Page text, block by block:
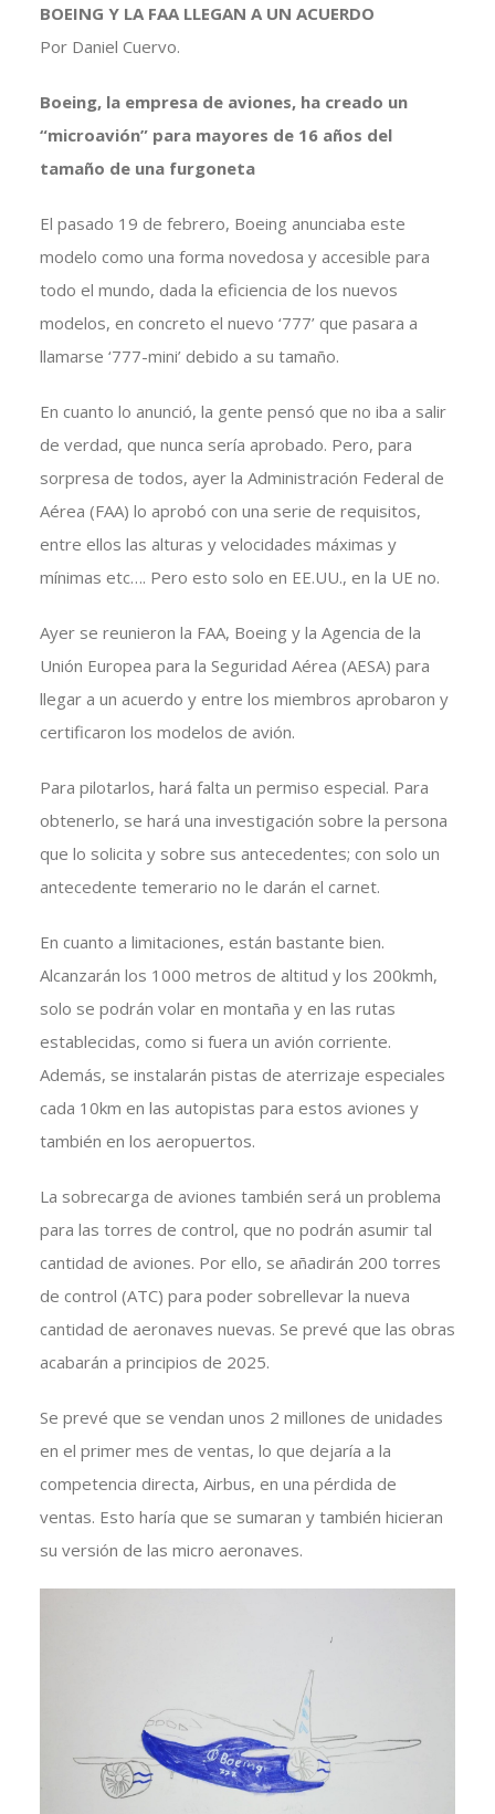
BOEING Y LA FAA LLEGAN A UN ACUERDO
Por Daniel Cuervo.
Boeing, la empresa de aviones, ha creado un
“microavión” para mayores de 16 años del
tamaño de una furgoneta
El pasado 19 de febrero, Boeing anunciaba este
modelo como una forma novedosa y accesible para
todo el mundo, dada la eficiencia de los nuevos
modelos, en concreto el nuevo ‘777’ que pasara a
llamarse ‘777-mini’ debido a su tamaño.
En cuanto lo anunció, la gente pensó que no iba a salir
de verdad, que nunca sería aprobado. Pero, para
sorpresa de todos, ayer la Administración Federal de
Aérea (FAA) lo aprobó con una serie de requisitos,
entre ellos las alturas y velocidades máximas y
mínimas etc…. Pero esto solo en EE.UU., en la UE no.
Ayer se reunieron la FAA, Boeing y la Agencia de la
Unión Europea para la Seguridad Aérea (AESA) para
llegar a un acuerdo y entre los miembros aprobaron y
certificaron los modelos de avión.
Para pilotarlos, hará falta un permiso especial. Para
obtenerlo, se hará una investigación sobre la persona
que lo solicita y sobre sus antecedentes; con solo un
antecedente temerario no le darán el carnet.
En cuanto a limitaciones, están bastante bien.
Alcanzarán los 1000 metros de altitud y los 200kmh,
solo se podrán volar en montaña y en las rutas
establecidas, como si fuera un avión corriente.
Además, se instalarán pistas de aterrizaje especiales
cada 10km en las autopistas para estos aviones y
también en los aeropuertos.
La sobrecarga de aviones también será un problema
para las torres de control, que no podrán asumir tal
cantidad de aviones. Por ello, se añadirán 200 torres
de control (ATC) para poder sobrellevar la nueva
cantidad de aeronaves nuevas. Se prevé que las obras
acabarán a principios de 2025.
Se prevé que se vendan unos 2 millones de unidades
en el primer mes de ventas, lo que dejaría a la
competencia directa, Airbus, en una pérdida de
ventas. Esto haría que se sumaran y también hicieran
su versión de las micro aeronaves.